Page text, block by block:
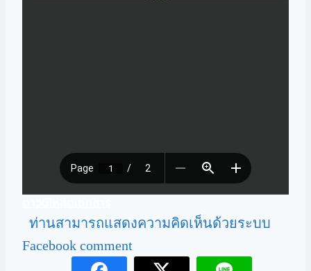
ท่านสามารถแสดงความคิดเห็นด้วยระบบ
Facebook comment